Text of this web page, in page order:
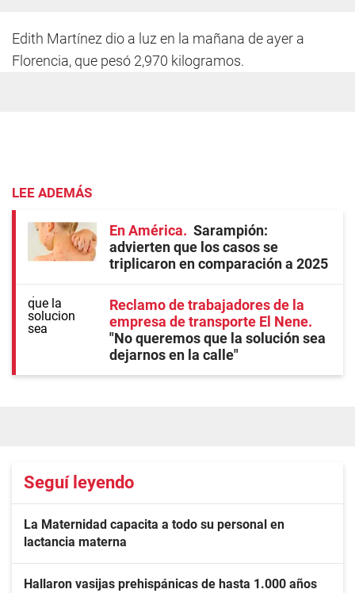
Edith Martínez dio a luz en la mañana de ayer a
Florencia, que pesó 2,970 kilogramos.
LEE ADEMÁS
En América
Sarampión:
advierten que los casos se
triplicaron en comparación a 2025
Reclamo de trabajadores de la
empresa de transporte El Nene
"No queremos que la solución sea
dejarnos en la calle"
Seguí leyendo
La Maternidad capacita a todo su personal en
lactancia materna
Hallaron vasijas prehispánicas de hasta 1.000 años